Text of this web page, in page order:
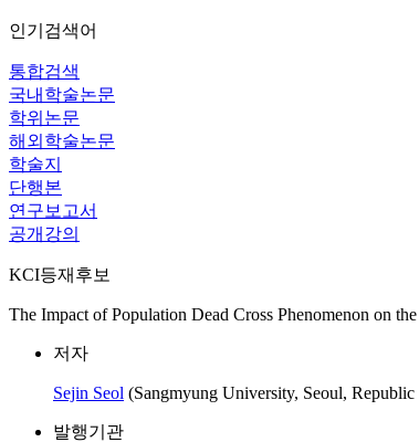
인기검색어
통합검색
국내학술논문
학위논문
해외학술논문
학술지
단행본
연구보고서
공개강의
KCI등재후보
The Impact of Population Dead Cross Phenomenon on
저자
Sejin Seol (Sangmyung University, Seoul,
발행기관